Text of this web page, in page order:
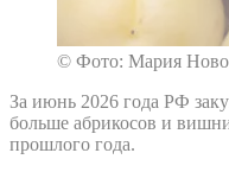
© Фото: Мария
За июнь 2026 года РФ
больше абрикосов и
прошлого года.